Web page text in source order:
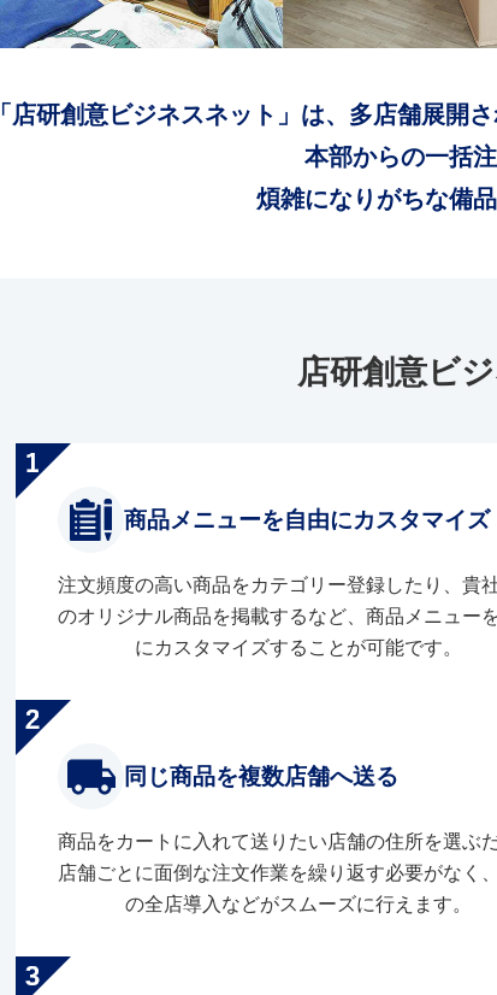
「店研創意ビジネスネット」は、多店舗展開
本部からの一括
煩雑になりがちな備
店研創意ビ
商品メニューを自由にカスタマイズ
注文頻度の高い商品をカテゴリー登録したり、貴
のオリジナル商品を掲載するなど、商品メニュー
にカスタマイズすることが可能です。
同じ商品を複数店舗へ送る
商品をカートに入れて送りたい店舗の住所を選ぶだ
店舗ごとに面倒な注文作業を繰り返す必要がなく
の全店導入などがスムーズに行えます。